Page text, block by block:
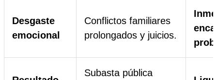
Desgaste
emocional
Conflictos familiares
prolongados y juicios.
Subasta pública